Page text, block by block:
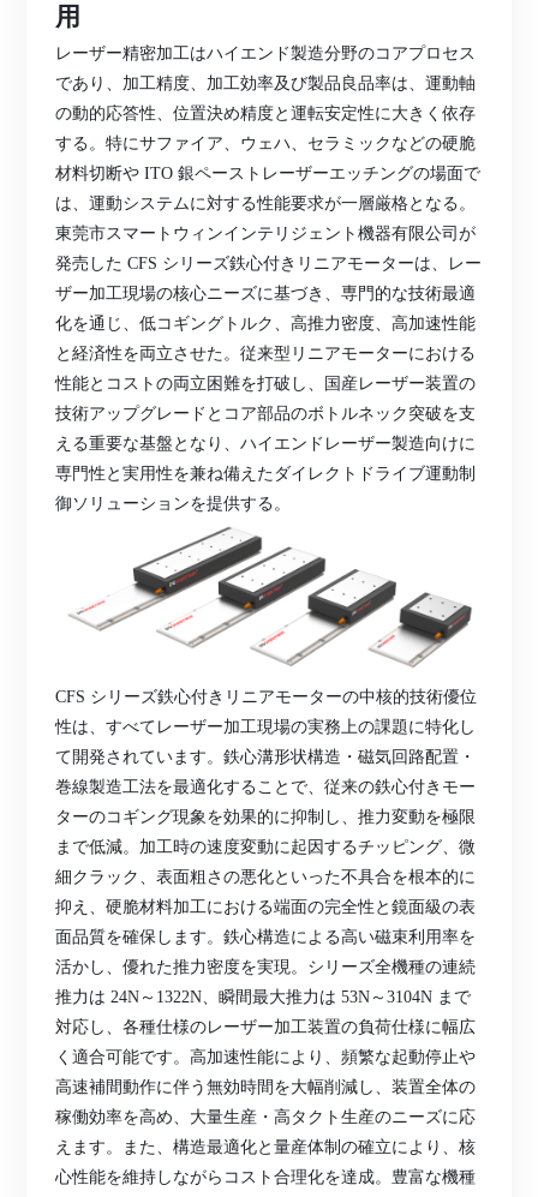
用
レーザー精密加工はハイエンド製造分野のコアプロセス
であり、加工精度、加工効率及び製品良品率は、運動軸
の動的応答性、位置決め精度と運転安定性に大きく依存
する。特にサファイア、ウェハ、セラミックなどの硬脆
材料切断や ITO 銀ペーストレーザーエッチングの場面で
は、運動システムに対する性能要求が一層厳格となる。
東莞市スマートウィンインテリジェント機器有限公司が
発売した CFS シリーズ鉄心付きリニアモーターは、レー
ザー加工現場の核心ニーズに基づき、専門的な技術最適
化を通じ、低コギングトルク、高推力密度、高加速性能
と経済性を両立させた。従来型リニアモーターにおける
性能とコストの両立困難を打破し、国産レーザー装置の
技術アップグレードとコア部品のボトルネック突破を支
える重要な基盤となり、ハイエンドレーザー製造向けに
専門性と実用性を兼ね備えたダイレクトドライブ運動制
御ソリューションを提供する。
CFS シリーズ鉄心付きリニアモーターの中核的技術優位
性は、すべてレーザー加工現場の実務上の課題に特化し
て開発されています。鉄心溝形状構造・磁気回路配置・
巻線製造工法を最適化することで、従来の鉄心付きモー
ターのコギング現象を効果的に抑制し、推力変動を極限
まで低減。加工時の速度変動に起因するチッピング、微
細クラック、表面粗さの悪化といった不具合を根本的に
抑え、硬脆材料加工における端面の完全性と鏡面級の表
面品質を確保します。鉄心構造による高い磁束利用率を
活かし、優れた推力密度を実現。シリーズ全機種の連続
推力は 24N～1322N、瞬間最大推力は 53N～3104N まで
対応し、各種仕様のレーザー加工装置の負荷仕様に幅広
く適合可能です。高加速性能により、頻繁な起動停止や
高速補間動作に伴う無効時間を大幅削減し、装置全体の
稼働効率を高め、大量生産・高タクト生産のニーズに応
えます。また、構造最適化と量産体制の確立により、核
心性能を維持しながらコスト合理化を達成。豊富な機種